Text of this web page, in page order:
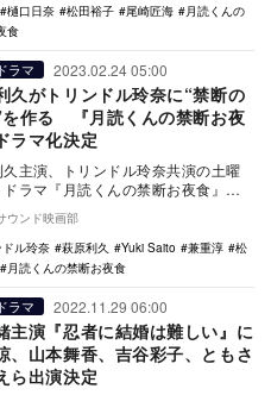
樋口日奈 松田裕子 尾崎匠海
月読くんの
食
ラマ 2023.02.24 05:00
久がトリンドル玲奈に“禁断の
を作る 『月読くんの禁断お夜
ラマ化決定
主演、トリンドル玲奈共演の土曜
ラマ『月読くんの禁断お夜食』
レビ朝日系にて4月より放送されるこ
定した。…
ウンド映画部
ル玲奈
萩原利久 Yuki Saito 兼重淳
松
月読くんの禁断お夜食
ラマ 2022.11.29 06:00
主演『忍者に結婚は難しい』に
、山本舞香、吉谷彩子、ともさ
ら出演決定